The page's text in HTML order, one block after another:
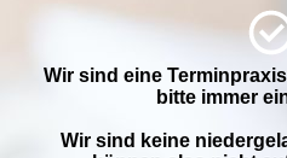
Wir sind eine
bitte immer
Wir sind keine